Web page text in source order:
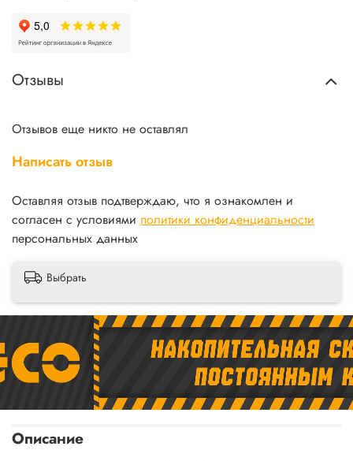
Отзывы
Отзывов еще никто не оставлял
Написать отзыв
Оставляя отзыв подтверждаю, что я ознакомлен и
согласен с условиями политики конфиденциальности
персональных данных
Выбрать
Описание